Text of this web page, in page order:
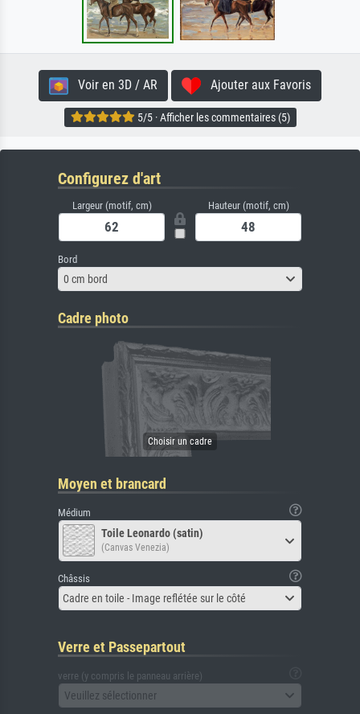
Voir en 3D / AR Ajouter aux Favoris
5/5 · Afficher les commentaires (5)
Configurez d'art
Largeur (motif, cm) Hauteur (motif, cm)
Bord
0 cm bord
Cadre photo
Moyen et brancard
Médium
Toile Leonardo (satin)
(Canvas Venezia)
Châssis
Cadre en toile - Image reflétée sur le côté
Verre et Passepartout
verre (y compris le panneau arrière)
Veuillez sélectionner